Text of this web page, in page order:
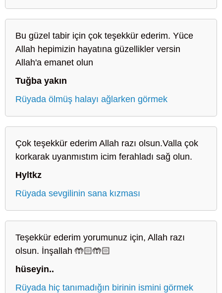
Bu güzel tabir için çok teşekkür ederim. Yüce
Allah hepimizin hayatına güzellikler versin
Allah'a emanet olun
Tuğba yakın
Rüyada ölmüş halayı ağlarken görmek
Çok teşekkür ederim Allah razı olsun.Valla çok
korkarak uyanmıstım icim ferahladı sağ olun.
Hyltkz
Rüyada sevgilinin sana kızması
Teşekkür ederim yorumunuz için, Allah razı
olsun. İnşallah 🤲🏻🤲🏻
hüseyin..
Rüyada hiç tanımadığın birinin ismini görmek